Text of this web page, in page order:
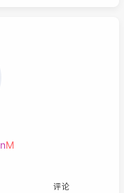
<m
评论